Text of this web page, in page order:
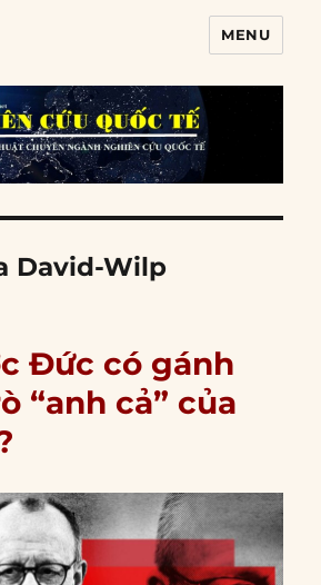
MENU
David-Wilp
Đức có gánh
“anh cả” của